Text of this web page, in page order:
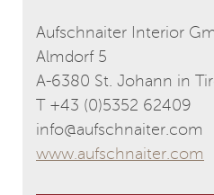
Aufschnaiter Interior
Almdorf 5
A-6380 St. Johann in
T +43 (0)5352 62409
info@aufschnaiter.com
www.aufschnaiter.com